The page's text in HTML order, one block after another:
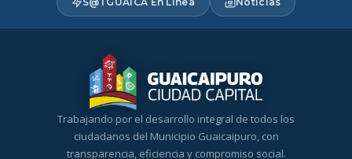
Trabajando por el desarrollo integral de todos los
ciudadanos del Municipio Guaicaipuro, con
transparencia, eficiencia y compromiso social.